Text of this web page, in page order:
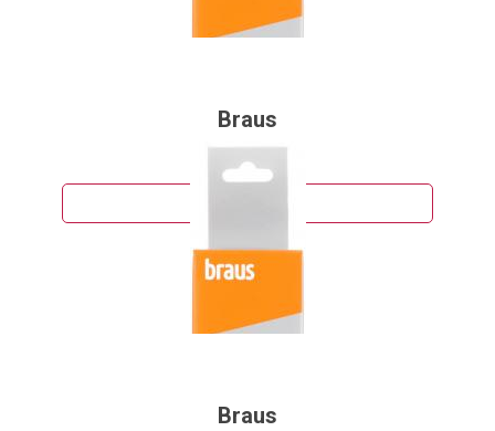
Braus
55 руб.
Braus